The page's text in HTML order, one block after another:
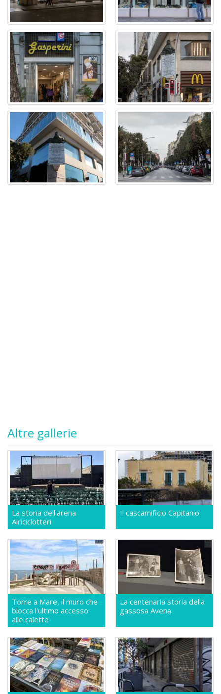
Altre gallerie
La storia dell'arena
Airiciclotteri
Il cascamificio Capitanio
Torre a Mare, il muro che
blocca l'ultimo accesso
alle calette
La centenaria storia della
gassosa Avena